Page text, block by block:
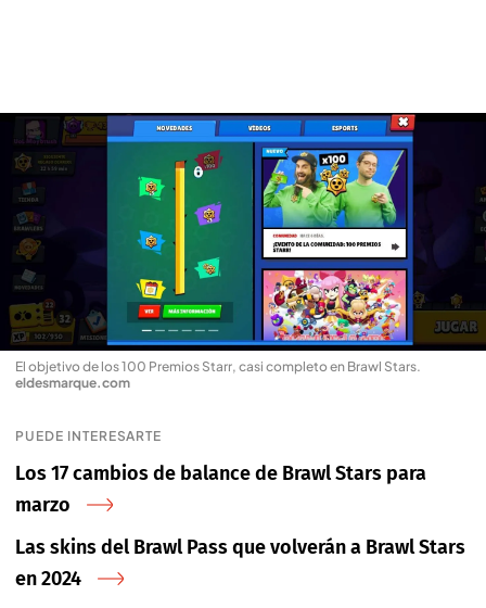
El objetivo de los 100 Premios Starr, casi completo en Brawl Stars.
eldesmarque.com
PUEDE INTERESARTE
Los 17 cambios de balance de Brawl Stars para
marzo
Las skins del Brawl Pass que volverán a Brawl Stars
en 2024